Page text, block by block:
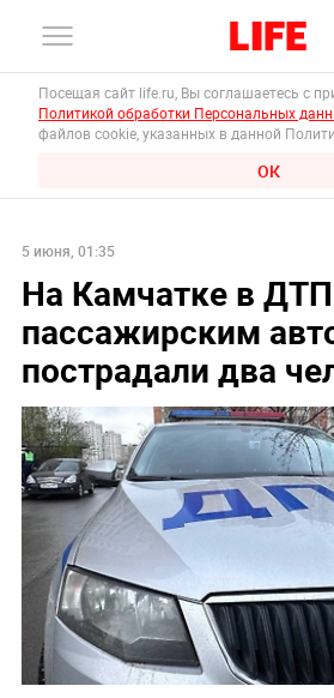
Посещая сайт life.ru, Вы соглашаетесь с
Политикой обработки Персональных
файлов cookie, указанных в данной
ОК
5 июня, 01:35
На Камчатке в
пассажирским
пострадали два